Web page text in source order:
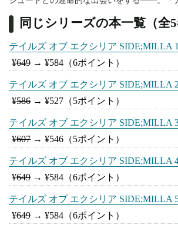
同じシリーズの本一覧（全5
テイルズ オブ エクシリア SIDE;MILLA 1
¥649 → ¥584 （6ポイント）
テイルズ オブ エクシリア SIDE;MILLA 2
¥586 → ¥527 （5ポイント）
テイルズ オブ エクシリア SIDE;MILLA
¥607 → ¥546 （5ポイント）
テイルズ オブ エクシリア SIDE;MILLA
¥649 → ¥584 （6ポイント）
テイルズ オブ エクシリア SIDE;MILLA
¥649 → ¥584 （6ポイント）